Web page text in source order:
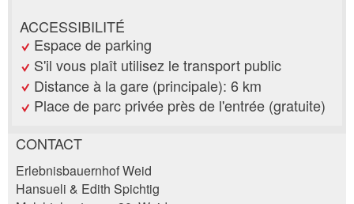
ACCESSIBILITÉ
Espace de parking
S'il vous plaît utilisez le transport public
Distance à la gare (principale): 6 km
Place de parc privée près de l'entrée (gratuite)
Annonces répréhensibles
Recommander l'annonce
CONTACT
Erlebnisbauernhof Weid
Hansueli & Edith Spichtig